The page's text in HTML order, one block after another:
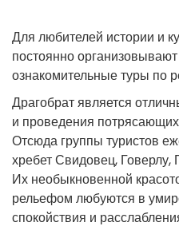
Для любителей истории и
постоянно
ознакомительные туры по
Драгобрат является
и проведения
Отсюда группы туристов
хребет Свидовец, Говерлу,
Их необыкновенной
рельефом любуются в
спокойствия и